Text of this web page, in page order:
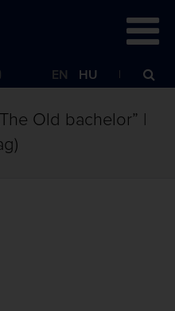
EN HU
Old bachelor” |